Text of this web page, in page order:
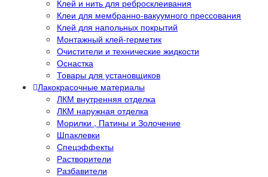
Клей и нить для ребросклеивания
Клеи для мембранно-вакуумного прессования
Клей для напольных покрытий
Монтажный клей-герметик
Очистители и технические жидкости
Оснастка
Товары для установщиков
Лакокрасочные материалы
ЛКМ внутренняя отделка
ЛКМ наружная отделка
Морилки , Патины и Золочение
Шпаклевки
Спецэффекты
Растворители
Разбавители